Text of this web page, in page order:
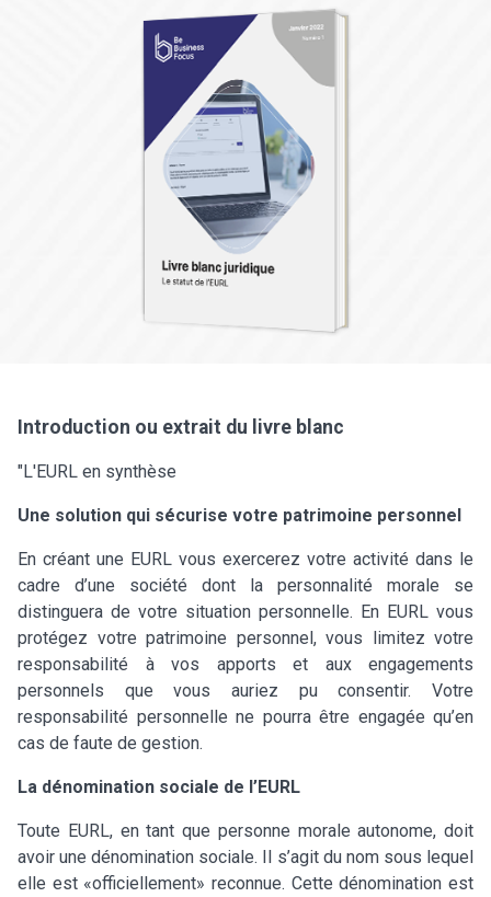
Introduction ou extrait du livre blanc
"L'EURL en synthèse
Une solution qui sécurise votre patrimoine personnel
En créant une EURL vous exercerez votre activité dans le
cadre d’une société dont la personnalité morale se
distinguera de votre situation personnelle. En EURL vous
protégez votre patrimoine personnel, vous limitez votre
responsabilité à vos apports et aux engagements
personnels que vous auriez pu consentir. Votre
responsabilité personnelle ne pourra être engagée qu’en
cas de faute de gestion.
La dénomination sociale de l’EURL
Toute EURL, en tant que personne morale autonome, doit
avoir une dénomination sociale. Il s’agit du nom sous lequel
elle est «officiellement» reconnue. Cette dénomination est